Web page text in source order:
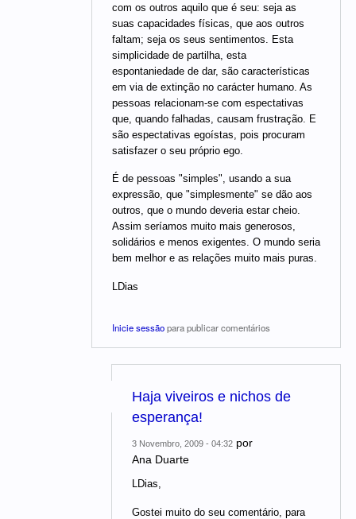
com os outros aquilo que é seu: seja as
suas capacidades físicas, que aos outros
faltam; seja os seus sentimentos. Esta
simplicidade de partilha, esta
espontaniedade de dar, são características
em via de extinção no carácter humano. As
pessoas relacionam-se com espectativas
que, quando falhadas, causam frustração. E
são espectativas egoístas, pois procuram
satisfazer o seu próprio ego.
É de pessoas "simples", usando a sua
expressão, que "simplesmente" se dão aos
outros, que o mundo deveria estar cheio.
Assim seríamos muito mais generosos,
solidários e menos exigentes. O mundo seria
bem melhor e as relações muito mais puras.
LDias
Inicie sessãopara publicar comentários
Haja viveiros e nichos de
esperança!
3 Novembro, 2009 - 04:32 por
Ana Duarte
LDias,
Gostei muito do seu comentário, para